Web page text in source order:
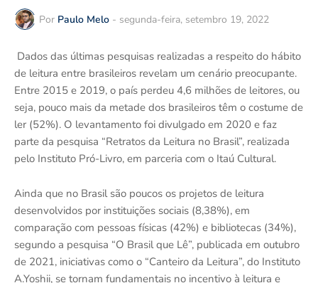
Por Paulo Melo - segunda-feira, setembro 19, 2022
Dados das últimas pesquisas realizadas a respeito do hábito
de leitura entre brasileiros revelam um cenário preocupante.
Entre 2015 e 2019, o país perdeu 4,6 milhões de leitores, ou
seja, pouco mais da metade dos brasileiros têm o costume de
ler (52%). O levantamento foi divulgado em 2020 e faz
parte da pesquisa “Retratos da Leitura no Brasil”, realizada
pelo Instituto Pró-Livro, em parceria com o Itaú Cultural.
Ainda que no Brasil são poucos os projetos de leitura
desenvolvidos por instituições sociais (8,38%), em
comparação com pessoas físicas (42%) e bibliotecas (34%),
segundo a pesquisa “O Brasil que Lê”, publicada em outubro
de 2021, iniciativas como o “Canteiro da Leitura”, do Instituto
A.Yoshii, se tornam fundamentais no incentivo à leitura e